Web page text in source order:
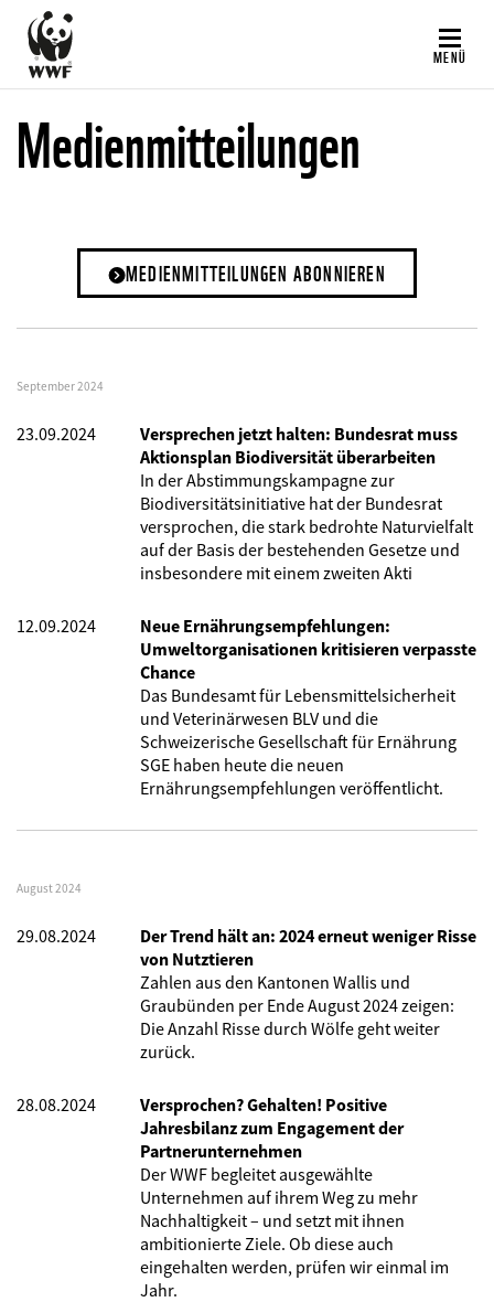
Direkt
zum
Inhalt
MENÜ
Medienmitteilungen
MEDIENMITTEILUNGEN ABONNIEREN
September 2024
23.09.2024
Versprechen jetzt halten: Bundesrat muss
Aktionsplan Biodiversität überarbeiten
In der Abstimmungskampagne zur
Biodiversitätsinitiative hat der Bundesrat
versprochen, die stark bedrohte Naturvielfalt
auf der Basis der bestehenden Gesetze und
insbesondere mit einem zweiten Akti
12.09.2024
Neue Ernährungsempfehlungen:
Umweltorganisationen kritisieren verpasste
Chance
Das Bundesamt für Lebensmittelsicherheit
und Veterinärwesen BLV und die
Schweizerische Gesellschaft für Ernährung
SGE haben heute die neuen
Ernährungsempfehlungen veröffentlicht.
August 2024
29.08.2024
Der Trend hält an: 2024 erneut weniger Risse
von Nutztieren
Zahlen aus den Kantonen Wallis und
Graubünden per Ende August 2024 zeigen:
Die Anzahl Risse durch Wölfe geht weiter
zurück.
28.08.2024
Versprochen? Gehalten! Positive
Jahresbilanz zum Engagement der
Partnerunternehmen
Der WWF begleitet ausgewählte
Unternehmen auf ihrem Weg zu mehr
Nachhaltigkeit – und setzt mit ihnen
ambitionierte Ziele. Ob diese auch
eingehalten werden, prüfen wir einmal im
Jahr.